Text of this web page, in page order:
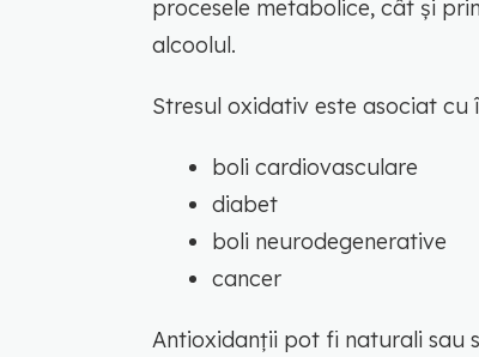
procesele metabolice, cât și
alcoolul.
Stresul oxidativ este asociat
boli cardiovasculare
diabet
boli neurodegenerative
cancer
Antioxidanții pot fi naturali sau